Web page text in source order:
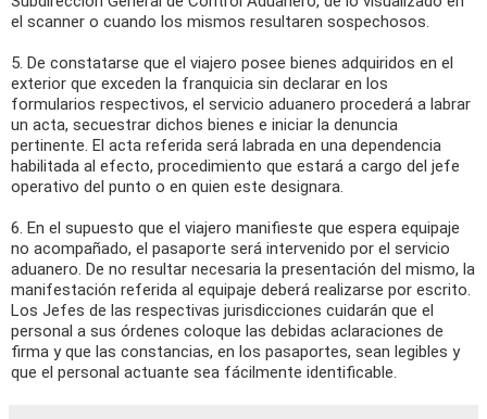
el scanner o cuando los mismos resultaren sospechosos.
5. De constatarse que el viajero posee bienes adquiridos en el
exterior que exceden la franquicia sin declarar en los
formularios respectivos, el servicio aduanero procederá a labrar
un acta, secuestrar dichos bienes e iniciar la denuncia
pertinente. El acta referida será labrada en una dependencia
habilitada al efecto, procedimiento que estará a cargo del jefe
operativo del punto o en quien este designara.
6. En el supuesto que el viajero manifieste que espera equipaje
no acompañado, el pasaporte será intervenido por el servicio
aduanero. De no resultar necesaria la presentación del mismo, la
manifestación referida al equipaje deberá realizarse por escrito.
Los Jefes de las respectivas jurisdicciones cuidarán que el
personal a sus órdenes coloque las debidas aclaraciones de
firma y que las constancias, en los pasaportes, sean legibles y
que el personal actuante sea fácilmente identificable.